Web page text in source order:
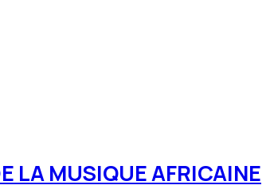
LA MUSIQUE AFRICAINE